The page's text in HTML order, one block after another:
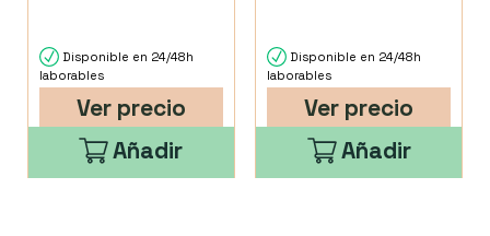
Disponible en 24/48h
laborables
Ver precio
Añadir
Disponible en 24/48h
laborables
Ver precio
Añadir